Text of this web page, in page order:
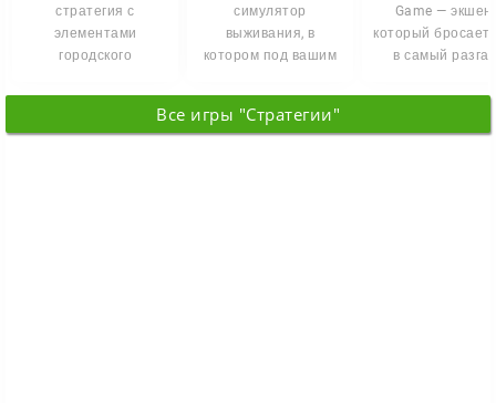
стратегия с
элементами
городского
управления
ресурсами. Вас ждёт
симулятор
выживания, в
котором под вашим
оказывается
небольшая группа
Game — экшен,
который бросает
в самый разгар
апокалипсиса.
Все игры "Стратегии"